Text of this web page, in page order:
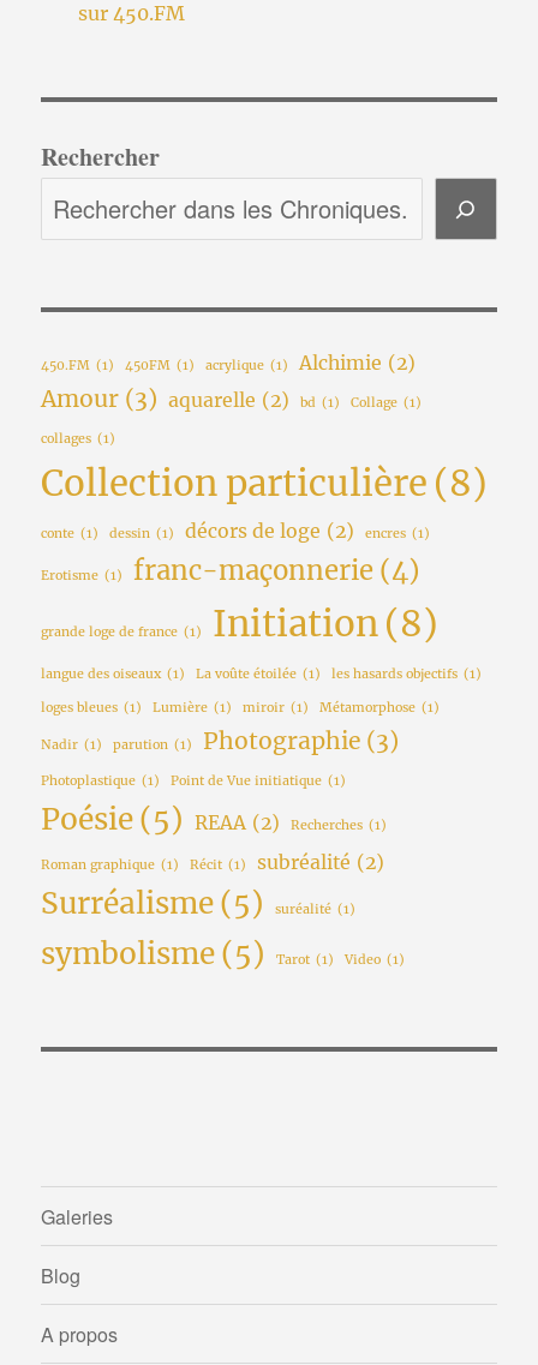
sur 450.FM
Rechercher
450.FM (1) 450FM (1) acrylique (1) Alchimie (2)
Amour (3) aquarelle (2) bd (1) Collage (1)
collages (1)
Collection particulière (8)
conte (1) dessin (1) décors de loge (2) encres (1)
Erotisme (1) franc-maçonnerie (4)
grande loge de france (1) Initiation(8)
langue des oiseaux (1) La voûte étoilée (1) les hasards objectifs (1)
loges bleues (1) Lumière (1) miroir (1) Métamorphose (1)
Nadir (1) parution (1) Photographie (3)
Photoplastique (1) Point de Vue initiatique (1)
Poésie(5) REAA (2) Recherches (1)
Roman graphique (1) Récit (1) subréalité (2)
Surréalisme(5) suréalité (1)
symbolisme(5) Tarot (1) Video (1)
Galeries
Blog
A propos